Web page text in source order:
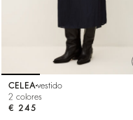
CELEA vestido
2 colores
€ 245